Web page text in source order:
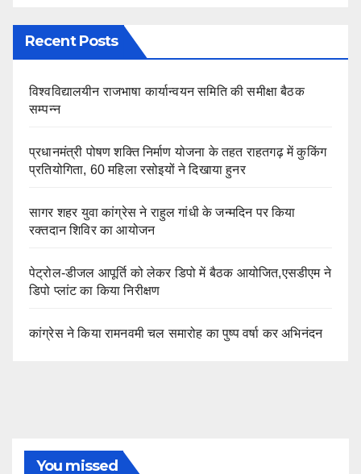
Recent Posts
विश्वविद्यालयीन राजभाषा कार्यान्वयन समिति की समीक्षा बैठक
सम्पन्न
प्रधानमंत्री पोषण शक्ति निर्माण योजना के तहत राहतगढ़ में कुकिंग
प्रतियोगिता, 60 महिला रसोइयों ने दिखाया हुनर
सागर शहर युवा कांग्रेस ने राहुल गांधी के जन्मदिन पर किया
रक्तदान शिविर का आयोजन
पेट्रोल-डीजल आपूर्ति को लेकर डिपो में बैठक आयोजित,एसडीएम ने
डिपो प्लांट का किया निरीक्षण
कांग्रेस ने किया रामनवमी चल समारोह का पुष्प वर्षा कर अभिनंदन
You missed